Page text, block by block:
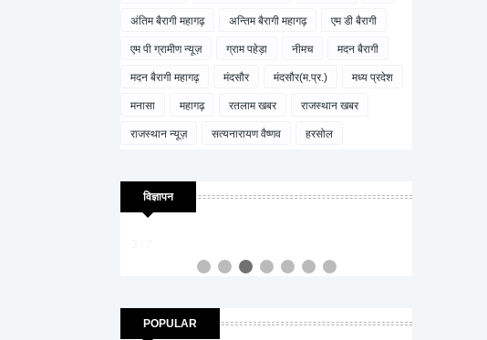
अंतिम बैरागी महागढ़ अन्तिम बैरागी महागढ़ एम डी बैरागी
एम पी ग्रामीण न्यूज़ ग्राम पहेड़ा नीमच मदन बैरागी
मदन बैरागी महागढ़ मंदसौर मंदसौर(म.प्र.) मध्य प्रदेश
मनासा महागढ़ रतलाम खबर राजस्थान खबर
राजस्थान न्यूज़ सत्यनारायण वैष्णव हरसोल
विज्ञापन
POPULAR